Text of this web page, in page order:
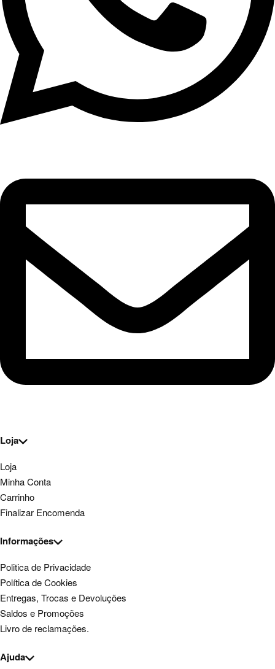
Loja
Loja
Minha Conta
Carrinho
Finalizar Encomenda
Informações
Politica de Privacidade
Política de Cookies
Entregas, Trocas e Devoluções
Saldos e Promoções
Livro de reclamações.
Ajuda